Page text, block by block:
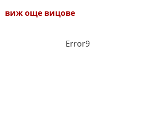
виж още вицове
Error9